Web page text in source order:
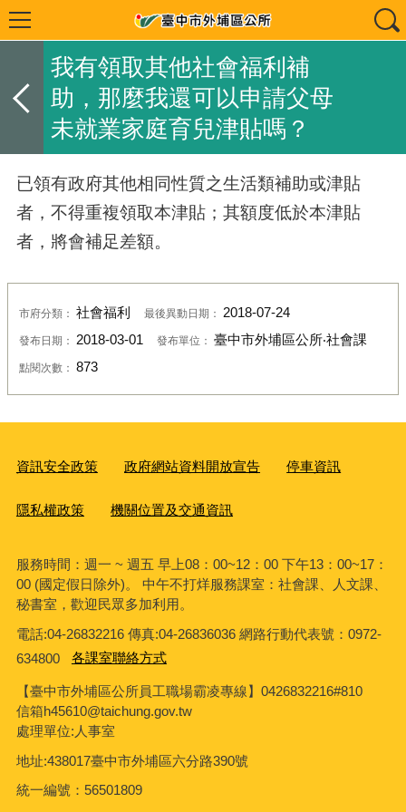
我有領取其他社會福利補
助，那麼我還可以申請父母
未就業家庭育兒津貼嗎？
已領有政府其他相同性質之生活類補助或津貼
者，不得重複領取本津貼；其額度低於本津貼
者，將會補足差額。
市府分類： 社會福利 最後異動日期： 2018-07-24
發布日期： 2018-03-01 發布單位： 臺中市外埔區公所‧社會課
點閱次數： 873
資訊安全政策 政府網站資料開放宣告 停車資訊
隱私權政策 機關位置及交通資訊
服務時間：週一 ~ 週五 早上08：00~12：00 下午13：00~17：
00 (國定假日除外)。 中午不打烊服務課室：社會課、人文課、
秘書室，歡迎民眾多加利用。
電話:04-26832216 傳真:04-26836036 網路行動代表號：0972-
634800
各課室聯絡方式
【臺中市外埔區公所員工職場霸凌專線】0426832216#810
信箱h45610@taichung.gov.tw
處理單位:人事室
地址:438017臺中市外埔區六分路390號
統一編號：56501809